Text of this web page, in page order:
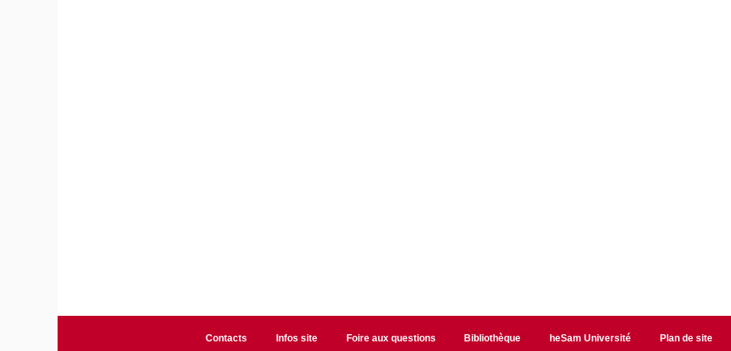
Contacts Infos site Foire aux questions Bibliothèque heSam Université Plan de site